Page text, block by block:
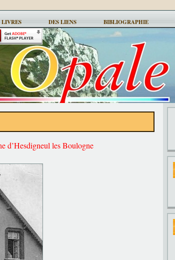
LIVRES DES LIENS BIBLIOGRAPHIE
d’Hesdigneul les Boulogne